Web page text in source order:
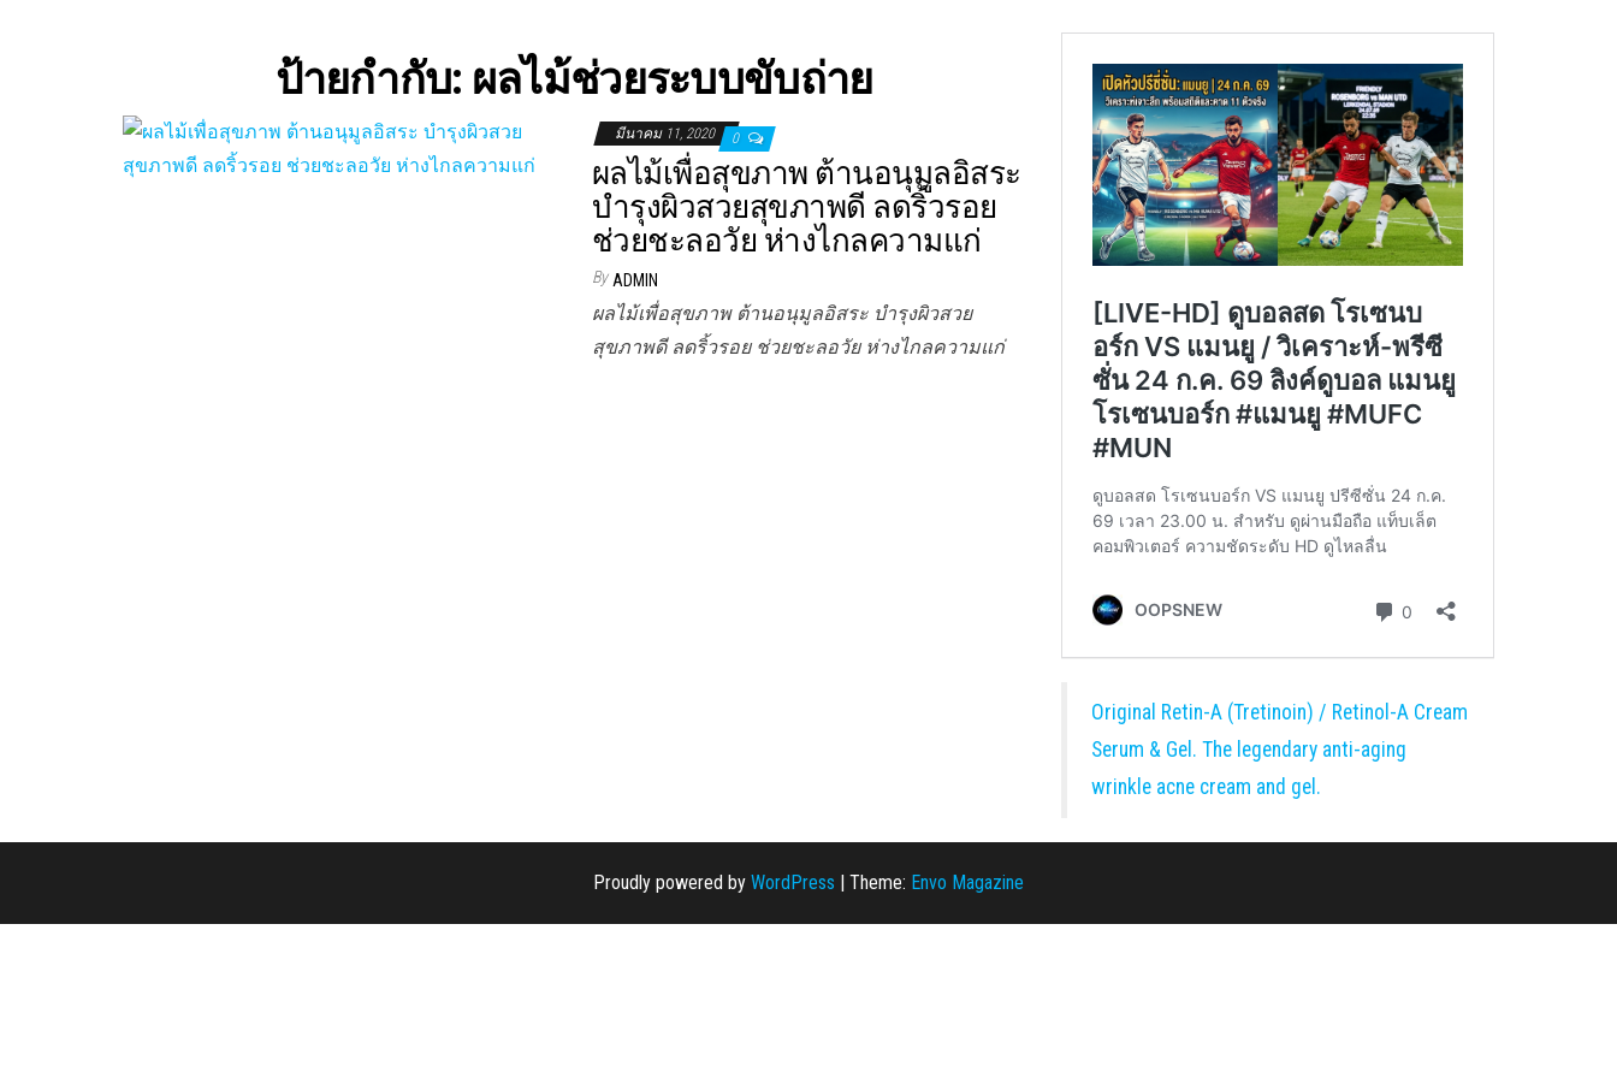
ป้ายกำกับ: ผลไม้ช่วยระบบขับถ่าย
มีนาคม 11, 2020 0
ผลไม้เพื่อสุขภาพ ต้านอนุมูลอิสระ
บำรุงผิวสวยสุขภาพดี ลดริ้วรอย
ช่วยชะลอวัย ห่างไกลความแก่
By ADMIN
ผลไม้เพื่อสุขภาพ ต้านอนุมูลอิสระ บำรุงผิวสวย
สุขภาพดี ลดริ้วรอย ช่วยชะลอวัย ห่างไกลความแก่
Original Retin-A (Tretinoin) / Retinol-A Cream
Serum & Gel. The legendary anti-aging
wrinkle acne cream and gel.
Proudly powered by WordPress | Theme: Envo Magazine